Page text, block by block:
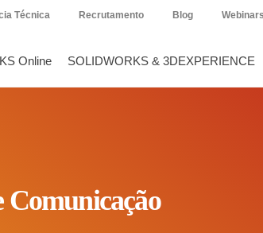
Técnica Recrutamento Blog Webinars
Online SOLIDWORKS & 3DEXPERIENCE